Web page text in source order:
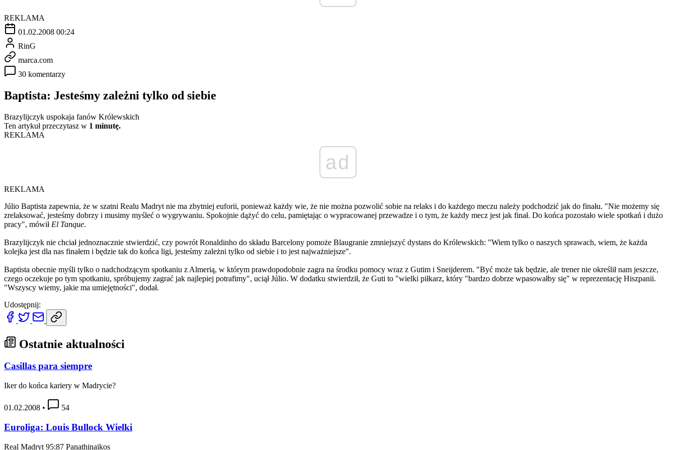
REKLAMA
01.02.2008 00:24
RinG
marca.com
30 komentarzy
Baptista: Jesteśmy zależni tylko od siebie
Brazylijczyk uspokaja fanów Królewskich
Ten artykuł przeczytasz w 1 minutę.
REKLAMA
ad
REKLAMA
Júlio Baptista zapewnia, że w szatni Realu Madryt nie ma zbytniej euforii, ponieważ każdy wie, że nie można pozwolić sobie na relaks i do każdego meczu należy podchodzić jak do finału. "Nie możemy się
zrelaksować, jesteśmy dobrzy i musimy myśleć o wygrywaniu. Spokojnie dążyć do celu, pamiętając o wypracowanej przewadze i o tym, że każdy mecz jest jak finał. Do końca pozostało wiele spotkań i dużo
pracy", mówił El Tanque.
Brazylijczyk nie chciał jednoznacznie stwierdzić, czy powrót Ronaldinho do składu Barcelony pomoże Blaugranie zmniejszyć dystans do Królewskich: "Wiem tylko o naszych sprawach, wiem, że każda
kolejka jest dla nas finałem i będzie tak do końca ligi, jesteśmy zależni tylko od siebie i to jest najważniejsze".
Baptista obecnie myśli tylko o nadchodzącym spotkaniu z Almerią, w którym prawdopodobnie zagra na środku pomocy wraz z Gutim i Sneijderem. "Być może tak będzie, ale trener nie określił nam jeszcze,
czego oczekuje po tym spotkaniu, spróbujemy zagrać jak najlepiej potrafimy", uciął Júlio. W dodatku stwierdził, że Guti to "wielki piłkarz, który "bardzo dobrze wpasowałby się" w reprezentację Hiszpanii.
"Wszyscy wiemy, jakie ma umiejętności", dodał.
Udostępnij:
Ostatnie aktualności
Casillas para siempre
Iker do końca kariery w Madrycie?
01.02.2008 • 54
Euroliga: Louis Bullock Wielki
Real Madryt 95:87 Panathinaikos